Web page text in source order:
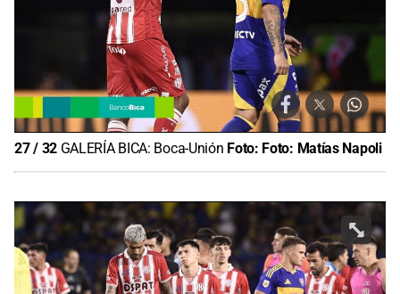
27/ 32 GALERÍA BICA: Boca-Unión Foto: Foto: Matías Napoli